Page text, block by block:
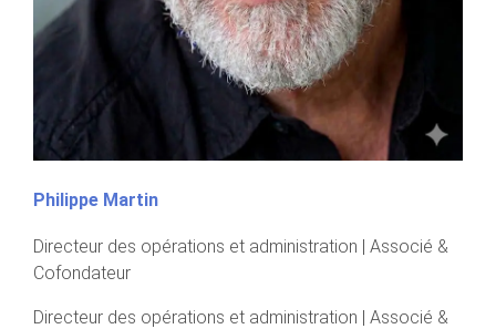
Philippe Martin
Directeur des opérations et administration | Associé &
Cofondateur
Directeur des opérations et administration | Associé &